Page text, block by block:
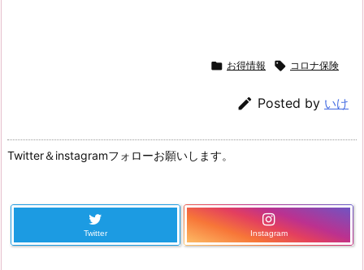
 お得情報  コロナ保険
 Posted by いけ
Twitter＆instagramフォローお願いします。
Twitter Instagram